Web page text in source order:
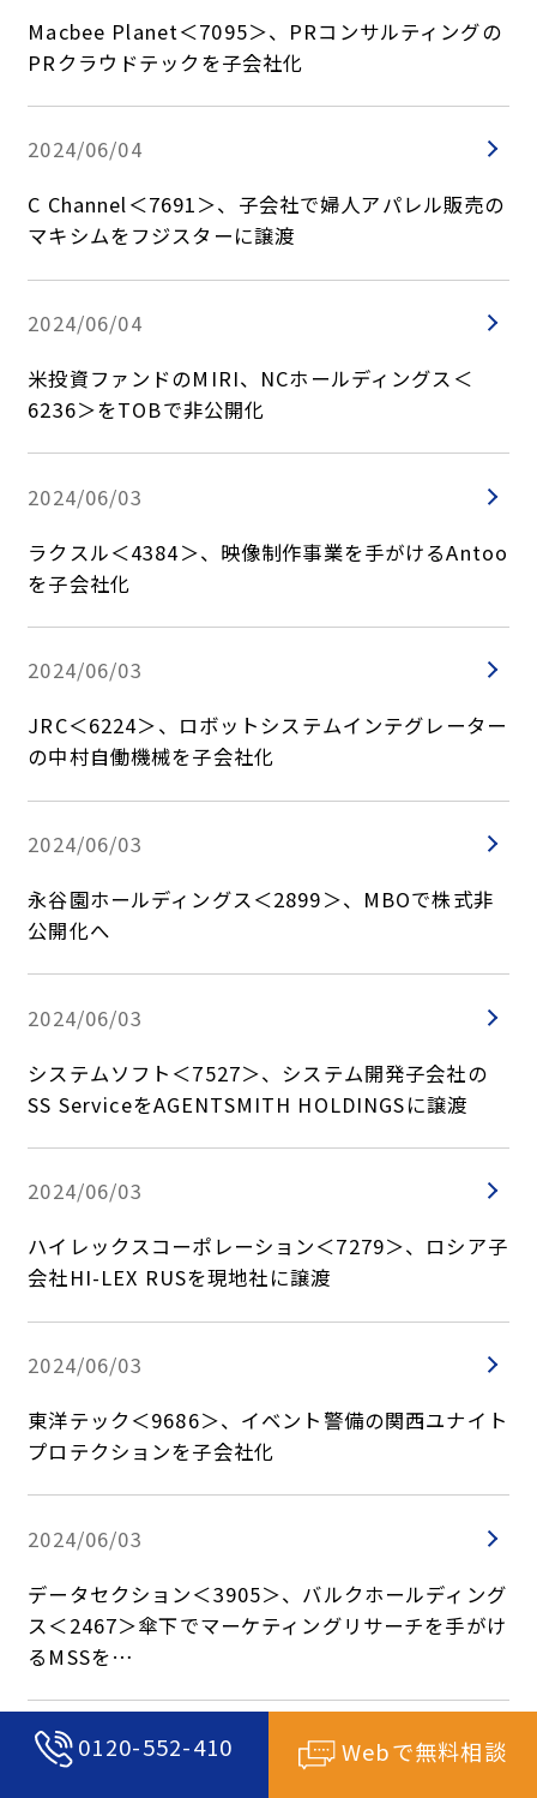
0120-552-410 Webで無料相談
Macbee Planet＜7095＞、PRコンサルティングの
PRクラウドテックを子会社化
2024/06/04
C Channel＜7691＞、子会社で婦人アパレル販売の
マキシムをフジスターに譲渡
2024/06/04
米投資ファンドのMIRI、NCホールディングス＜
6236＞をTOBで非公開化
2024/06/03
ラクスル＜4384＞、映像制作事業を手がけるAntoo
を子会社化
2024/06/03
JRC＜6224＞、ロボットシステムインテグレーター
の中村自働機械を子会社化
2024/06/03
永谷園ホールディングス＜2899＞、MBOで株式非
公開化へ
2024/06/03
システムソフト＜7527＞、システム開発子会社の
SS ServiceをAGENTSMITH HOLDINGSに譲渡
2024/06/03
ハイレックスコーポレーション＜7279＞、ロシア子
会社HI-LEX RUSを現地社に譲渡
2024/06/03
東洋テック＜9686＞、イベント警備の関西ユナイト
プロテクションを子会社化
2024/06/03
データセクション＜3905＞、バルクホールディング
ス＜2467＞傘下でマーケティングリサーチを手がけ
るMSSを…
2024/05/31